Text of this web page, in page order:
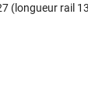
(longueur rail